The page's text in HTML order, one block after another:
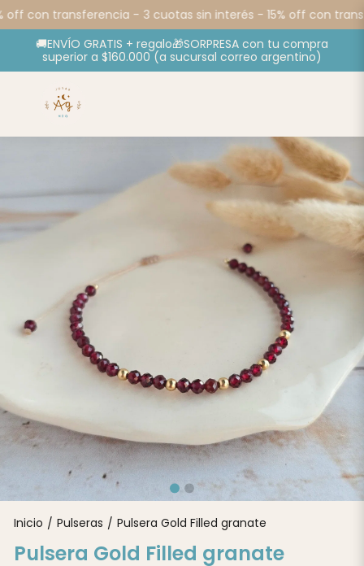
con transferencia - 3 cuotas sin interés - 15% off con
🚚ENVÍO GRATIS + regalo🎁SORPRESA con tu compra
superior a $160.000 (a sucursal correo argentino)
Inicio / Pulseras / Pulsera Gold Filled granate
Pulsera Gold Filled granate